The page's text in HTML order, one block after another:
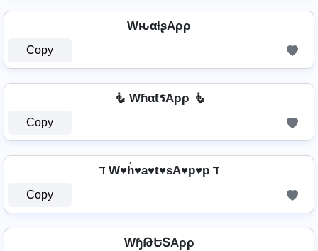
WԋαƚʂAρρ
Copy
🧜️ WɦαƭรAρρ 🧜️
Copy
ℸ W♥h͛♥a♥t♥sA♥p♥p ℸ
Copy
WɧԹԵՏAρρ